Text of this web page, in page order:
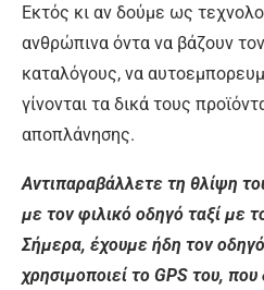
Εκτός κι αν δούμε ως
ανθρώπινα όντα να βάζουν
καταλόγους, να
γίνονται τα δικά τους
αποπλάνησης.
Αντιπαραβάλλετε τη θλίψη
με τον φιλικό οδηγό ταξί με
Σήμερα, έχουμε ήδη τον
χρησιμοποιεί το GPS του,